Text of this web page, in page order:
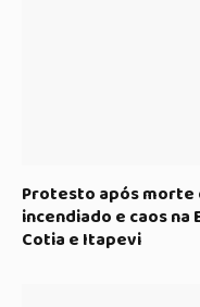
Protesto após morte
incendiado e caos
Cotia e Itapevi